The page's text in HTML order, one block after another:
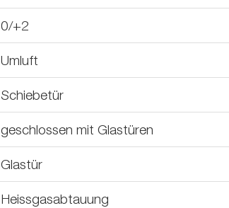
0/+2
Umluft
Schiebetür
geschlossen mit Glastüren
Glastür
Heissgasabtauung